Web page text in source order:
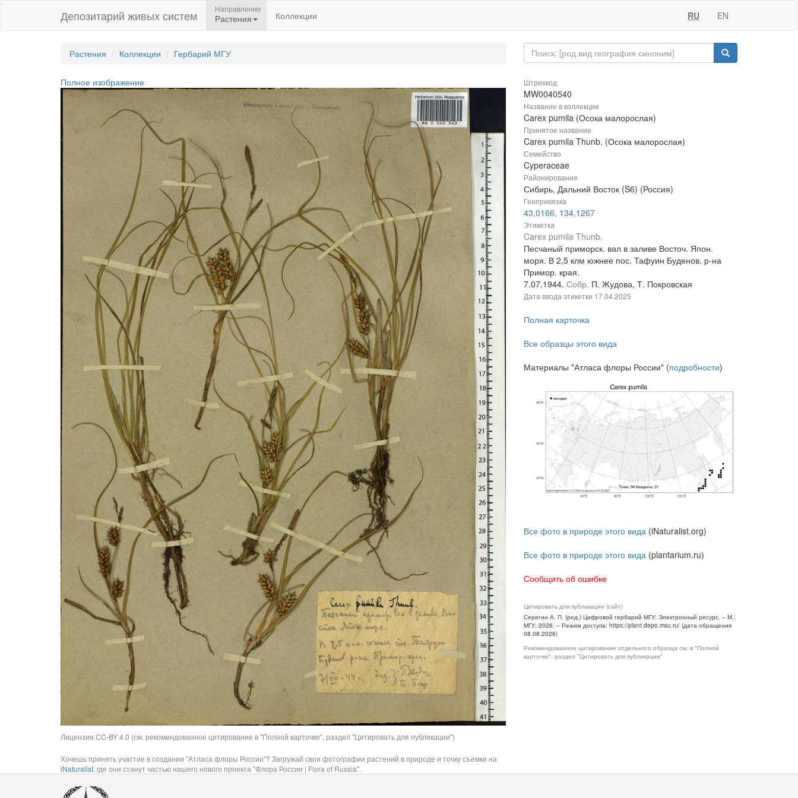
Депозитарий живых систем Направление
Растения Коллекции RU EN
Растения Коллекции Гербарий МГУ
Полное изображение
Лицензия CC-BY 4.0 (см. рекомендованное цитирование в "Полной карточке", раздел "Цитировать для публикации")
Хочешь принять участие в создании "Атласа флоры России"? Загружай свои фотографии растений в природе и точку съемки на
iNaturalist, где они станут частью нашего нового проекта "Флора России | Flora of Russia".
Штрихкод
MW0040540
Название в коллекции
Carex pumila (Осока малорослая)
Принятое название
Carex pumila Thunb. (Осока малорослая)
Семейство
Cyperaceae
Районирование
Сибирь, Дальний Восток (S6) (Россия)
Геопривязка
43,0166, 134,1267
Этикетка
Carex pumila Thunb.
Песчаный приморск. вал в заливе Восточ. Япон.
моря. В 2,5 клм южнее пос. Тафуин Буденов. р-на
Примор. края.
7.07.1944. Собр. П. Жудова, Т. Покровская
Дата ввода этикетки 17.04.2025
Полная карточка
Все образцы этого вида
Материалы "Атласа флоры России" (подробности)
Все фото в природе этого вида (iNaturalist.org)
Все фото в природе этого вида (plantarium.ru)
Сообщить об ошибке
Цитировать для публикации (сайт)
Серегин А. П. (ред.) Цифровой гербарий МГУ: Электронный ресурс. – М.:
МГУ, 2026. – Режим доступа: https://plant.depo.msu.ru/ (дата обращения
08.08.2026)
Рекомендованное цитирование отдельного образца см. в "Полной
карточке", раздел "Цитировать для публикации"